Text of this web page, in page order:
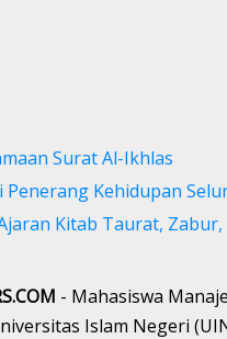
Surat Al-Ikhlas
Penerang Kehidupan
Kitab Taurat,
- Mahasiswa
Islam Negeri